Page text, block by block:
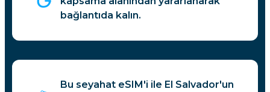
bağlantıda kalın.
Bu seyahat eSIM'i ile El Salvador'un